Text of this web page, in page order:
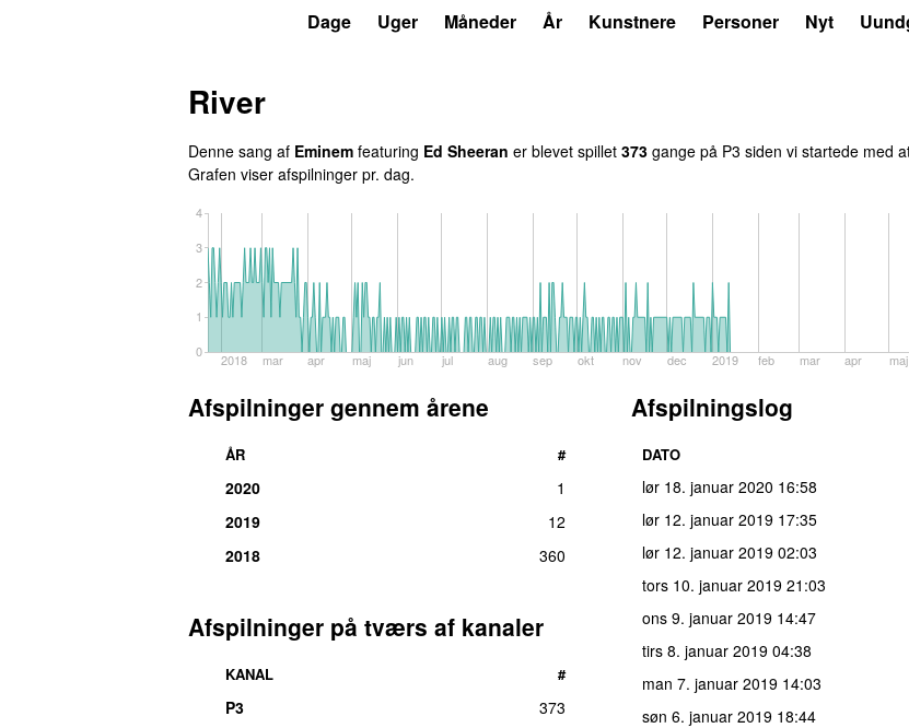
Dage Uger Måneder År Kunstnere Personer Nyt
River
Denne sang af Eminem featuring Ed Sheeran er blevet spillet 373 gange på P3 siden vi startede med
Grafen viser afspilninger pr. dag.
2018 mar apr maj jun jul aug sep okt nov dec 2019 feb mar apr maj
0
1
2
3
4
Afspilninger gennem årene
ÅR #
2020
1
2019
12
2018
360
Afspilninger på tværs af kanaler
KANAL #
P3
373
Afspilningslog
DATO
lør 18. januar 2020 16:58
lør 12. januar 2019 17:35
lør 12. januar 2019 02:03
tors 10. januar 2019 21:03
ons 9. januar 2019 14:47
tirs 8. januar 2019 04:38
man 7. januar 2019 14:03
søn 6. januar 2019 18:44